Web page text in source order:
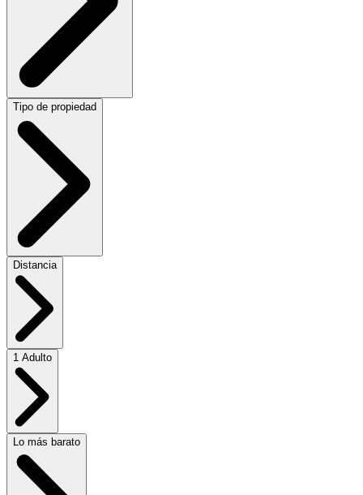
Tipo de propiedad
Distancia
1 Adulto
Lo más barato